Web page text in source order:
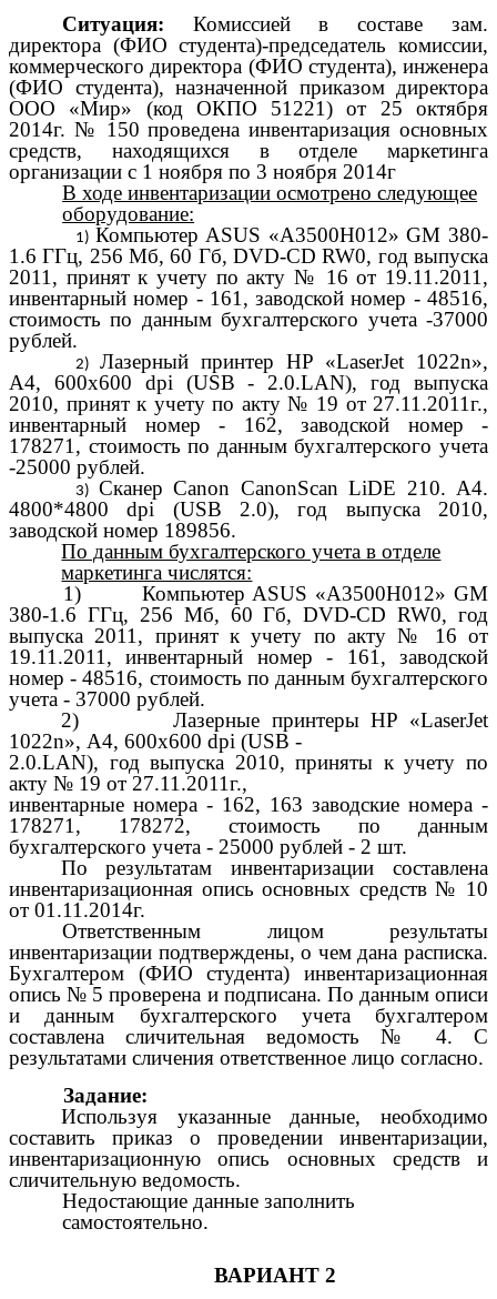
Ситуация: Комиссией в составе зам.
директора (ФИО студента)-председатель комиссии,
коммерческого директора (ФИО студента), инженера
(ФИО студента), назначенной приказом директора
ООО «Мир» (код ОКПО 51221) от 25 октября
2014г. № 150 проведена инвентаризация основных
средств, находящихся в отделе маркетинга
организации с 1 ноября по 3 ноября 2014г
В ходе инвентаризации осмотрено следующее
оборудование:
Компьютер ASUS «А3500Н012» GM 380-
1.6 ГГц, 256 Мб, 60 Гб, DVD-CD RW0, год выпуска
2011, принят к учету по акту № 16 от 19.11.2011,
инвентарный номер - 161, заводской номер - 48516,
стоимость по данным бухгалтерского учета -37000
рублей.
Лазерный принтер HP «LaserJet 1022n»,
А4, 600x600 dpi (USB - 2.0.LAN), год выпуска
2010, принят к учету по акту № 19 от 27.11.2011г.,
инвентарный номер - 162, заводской номер -
178271, стоимость по данным бухгалтерского учета
-25000 рублей.
Сканер Canon CanonScan LiDE 210. А4.
4800*4800 dpi (USB 2.0), год выпуска 2010,
заводской номер 189856.
По данным бухгалтерского учета в отделе
маркетинга числятся:
1) Компьютер ASUS «А3500Н012» GM
380-1.6 ГГц, 256 Мб, 60 Гб, DVD-CD RW0, год
выпуска 2011, принят к учету по акту № 16 от
19.11.2011, инвентарный номер - 161, заводской
номер - 48516, стоимость по данным бухгалтерского
учета - 37000 рублей.
2) Лазерные принтеры HP «LaserJet
1022n», А4, 600x600 dpi (USB -
2.0.LAN), год выпуска 2010, приняты к учету по
акту № 19 от 27.11.2011г.,
инвентарные номера - 162, 163 заводские номера -
178271, 178272, стоимость по данным
бухгалтерского учета - 25000 рублей - 2 шт.
По результатам инвентаризации составлена
инвентаризационная опись основных средств № 10
от 01.11.2014г.
Ответственным лицом результаты
инвентаризации подтверждены, о чем дана расписка.
Бухгалтером (ФИО студента) инвентаризационная
опись № 5 проверена и подписана. По данным описи
и данным бухгалтерского учета бухгалтером
составлена сличительная ведомость № 4. С
результатами сличения ответственное лицо согласно.
Задание:
Используя указанные данные, необходимо
составить приказ о проведении инвентаризации,
инвентаризационную опись основных средств и
сличительную ведомость.
Недостающие данные заполнить
самостоятельно.
ВАРИАНТ 2